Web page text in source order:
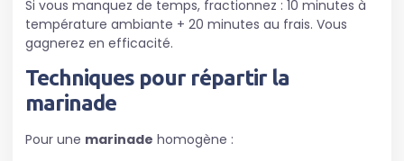
Si vous manquez de temps, fractionnez : 10 minutes à
température ambiante + 20 minutes au frais. Vous
gagnerez en efficacité.
Techniques pour répartir la
marinade
Pour une marinade homogène :